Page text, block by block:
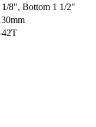
8", Bottom 1 1/2"
42T